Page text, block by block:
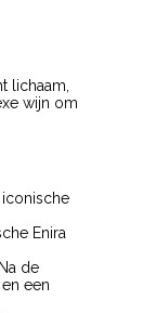
lichaam,
wijn om
iconische
Enira
de
een